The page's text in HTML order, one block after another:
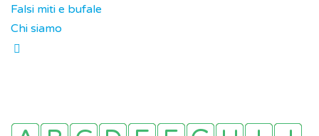
Falsi miti e bufale
Chi siamo